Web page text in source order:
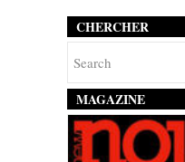
CHERCHER
MAGAZINE